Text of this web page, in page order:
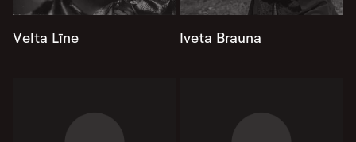
Velta Līne Iveta Brauna